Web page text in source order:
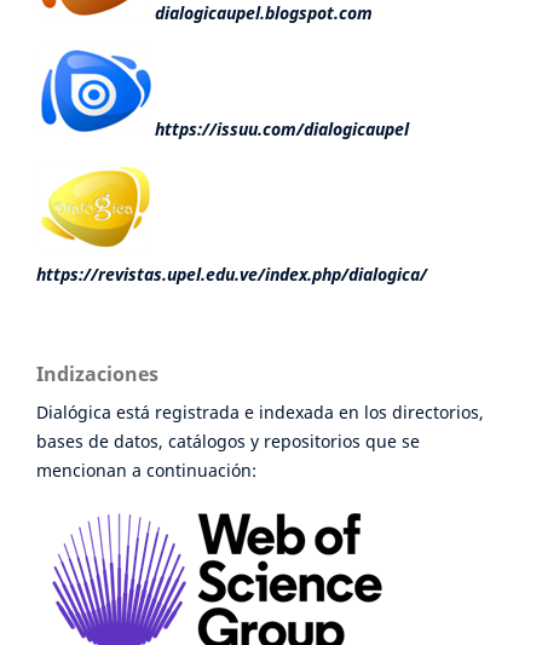
dialogicaupel.blogspot.com
https://issuu.com/dialogicaupel
https://revistas.upel.edu.ve/index.php/dialogica/
Indizaciones
Dialógica está registrada e indexada en los directorios,
bases de datos, catálogos y repositorios que se
mencionan a continuación: